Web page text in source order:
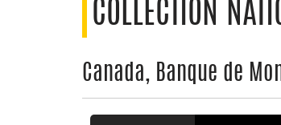
COLLECTION
Canada, Banque de